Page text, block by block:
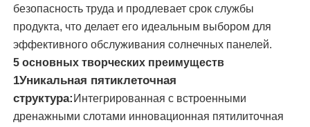
щетка чистки панели солнечных батарей
Щетка для мытья солнечных панелей
безопасность труда и продлевает срок службы
продукта, что делает его идеальным выбором для
эффективного обслуживания солнечных панелей.
5 основных творческих преимуществ
1Уникальная пятиклеточная
структура: Интегрированная с встроенными
дренажными слотами инновационная пятилиточная